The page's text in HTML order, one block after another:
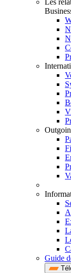
Les
Guide